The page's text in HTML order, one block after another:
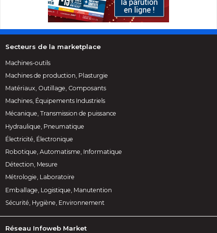
Secteurs de la marketplace
Machines-outils
Machines de production, Plasturgie
Matériaux, Outillage, Composants
Machines, Équipements Industriels
Mécanique, Transmission de puissance
Hydraulique, Pneumatique
Électricité, Électronique
Robotique, Automatisme, Informatique
Détection, Mesure
Métrologie, Laboratoire
Emballage, Logistique, Manutention
Sécurité, Hygiène, Environnement
Réseau Infoweb Market